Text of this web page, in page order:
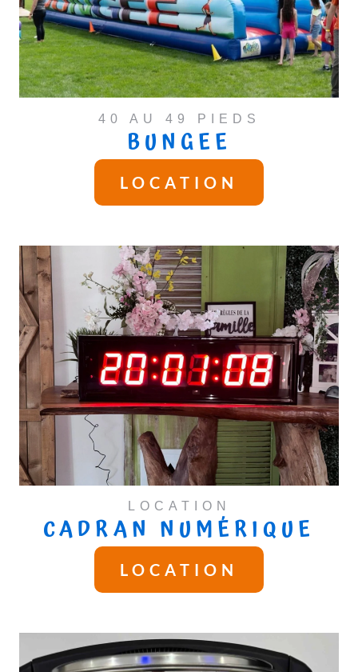
40 AU 49 PIEDS
BUNGEE
LOCATION
LOCATION
CADRAN NUMÉRIQUE
LOCATION